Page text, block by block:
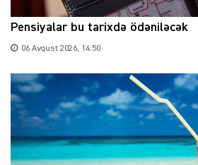
Pensiyalar bu tarixdə ödəniləcək
06 Avqust 2026, 14:50